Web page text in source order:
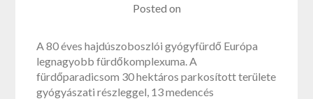
Posted on
A 80 éves hajdúszoboszlói gyógyfürdő Európa
legnagyobb fürdőkomplexuma. A
fürdőparadicsom 30 hektáros parkosított területe
gyógyászati részleggel, 13 medencés